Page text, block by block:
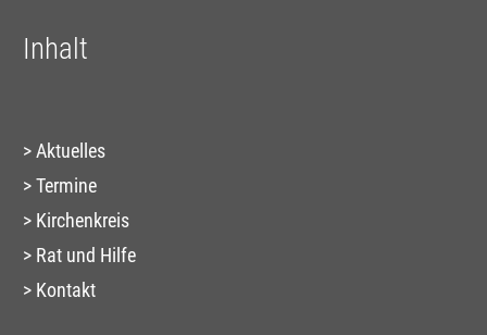
Inhalt
Aktuelles
Termine
Kirchenkreis
Rat und Hilfe
Kontakt